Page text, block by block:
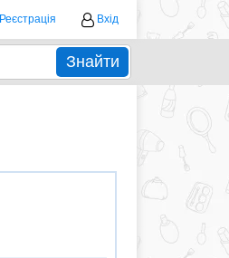
Реєстрація Вхід
Знайти